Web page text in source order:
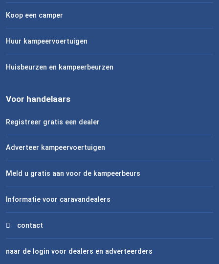
Koop een camper
Huur kampeervoertuigen
Huisbeurzen en kampeerbeurzen
Voor handelaars
Registreer gratis een dealer
Adverteer kampeervoertuigen
Meld u gratis aan voor de kampeerbeurs
Informatie voor caravandealers
contact
naar de login voor dealers en adverteerders